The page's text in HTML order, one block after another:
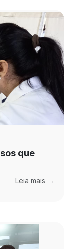
que
Leia mais →